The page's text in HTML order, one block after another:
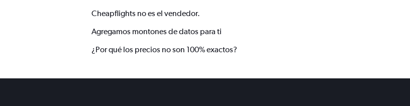
Cheapflights no es el vendedor.
Agregamos montones de datos para ti
¿Por qué los precios no son 100% exactos?